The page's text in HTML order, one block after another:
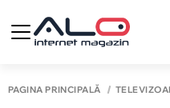
PAGINA PRINCIPALĂ